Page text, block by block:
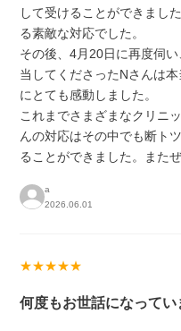
して受けることができまし
る素敵な対応でした。
その後、4月20日に再度伺
当してくださったNさんは
にとても感動しました。
これまでさまざまなクリニ
んの対応はその中でも断ト
ることができました。また
a
2026.06.01
★★★★★
何度もお世話になってい